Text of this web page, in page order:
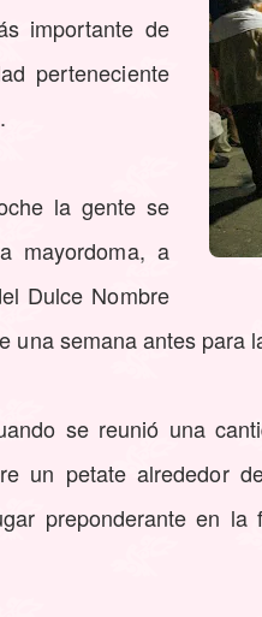
importante de
perteneciente
la gente se
mayordoma, a
Dulce Nombre
una semana antes para
se reunió una
un petate alrededor
preponderante en